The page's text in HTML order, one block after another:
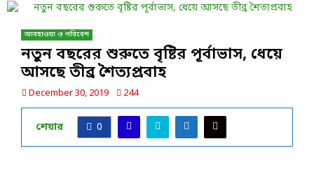
আবহাওয়া ও পরিবেশ
নতুন বছরের শুরুতে বৃষ্টির পূর্বাভাস, ধেয়ে
আসছে তীব্র শৈত্যপ্রবাহ
December 30, 2019 244
শেয়ার 0